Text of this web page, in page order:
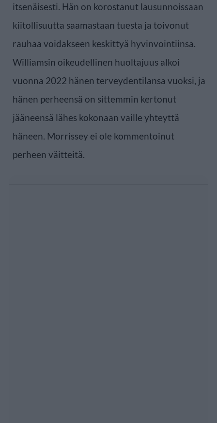
itsenäisesti. Hän on korostanut lausunnoissaan
kiitollisuutta saamastaan tuesta ja toivonut
rauhaa voidakseen keskittyä hyvinvointiinsa.
Williamsin oikeudellinen huoltajuus alkoi
vuonna 2022 hänen terveydentilansa vuoksi, ja
hänen perheensä on sittemmin kertonut
jääneensä lähes kokonaan vaille yhteyttä
häneen. Morrissey ei ole kommentoinut
perheen väitteitä.